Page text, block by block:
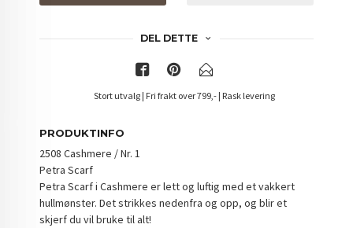
DEL DETTE
Stort utvalg | Fri frakt over 799,- | Rask levering
PRODUKTINFO
2508 Cashmere / Nr. 1
Petra Scarf
Petra Scarf i Cashmere er lett og luftig med et vakkert
hullmønster. Det strikkes nedenfra og opp, og blir et
skjerf du vil bruke til alt!